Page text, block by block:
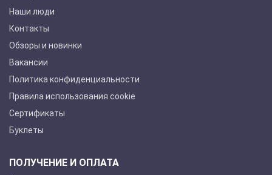
Наши люди
Контакты
Обзоры и новинки
Вакансии
Политика конфиденциальности
Правила использования cookie
Сертификаты
Буклеты
ПОЛУЧЕНИЕ И ОПЛАТА